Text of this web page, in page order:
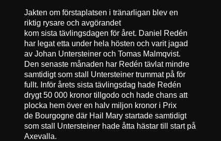
Jakten om förstaplatsen i tränarligan blev en
riktig rysare och avgörandet
kom sista tävlingsdagen för året. Daniel Redén
har legat etta under hela hösten och varit jagad
av Johan Untersteiner och Tomas Malmqvist.
Den senaste månaden har Redén tävlat mindre
samtidigt som stall Untersteiner trummat på för
fullt. Inför årets sista tävlingsdag hade Redén
drygt 50 000 kronor tillgodo och hade chans att
plocka hem över en halv miljon kronor i Prix
de Bourgogne där Hail Mary startade samtidigt
som stall Untersteiner hade åtta hästar till start på
Axevalla.